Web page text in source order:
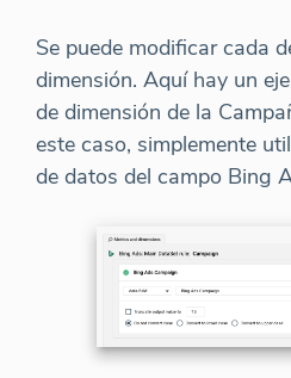
Se puede modificar cada
dimensión. Aquí hay un
de dimensión de la
este caso, simplemente
de datos del campo Bing